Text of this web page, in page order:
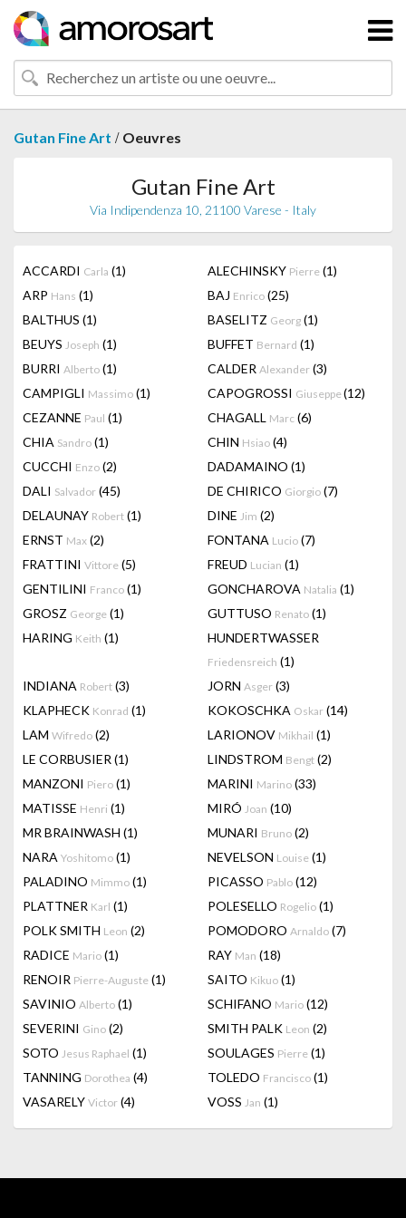
Gutan Fine Art / Oeuvres
Gutan Fine Art
Via Indipendenza 10, 21100 Varese - Italy
ACCARDI Carla (1) ALECHINSKY Pierre (1)
ARP Hans (1) BAJ Enrico (25)
BALTHUS (1) BASELITZ Georg (1)
BEUYS Joseph (1) BUFFET Bernard (1)
BURRI Alberto (1) CALDER Alexander (3)
CAMPIGLI Massimo (1) CAPOGROSSI Giuseppe(12)
CEZANNE Paul (1) CHAGALL Marc (6)
CHIA Sandro (1) CHIN Hsiao (4)
CUCCHI Enzo (2) DADAMAINO (1)
DALI Salvador (45) DE CHIRICO Giorgio (7)
DELAUNAY Robert (1) DINE Jim (2)
ERNST Max (2) FONTANA Lucio (7)
FRATTINI Vittore (5) FREUD Lucian (1)
GENTILINI Franco (1) GONCHAROVA Natalia (1)
GROSZ George (1) GUTTUSO Renato (1)
HARING Keith (1) HUNDERTWASSER
Friedensreich (1)
INDIANA Robert (3) JORN Asger (3)
KLAPHECK Konrad (1) KOKOSCHKA Oskar (14)
LAM Wifredo (2) LARIONOV Mikhail (1)
LE CORBUSIER (1) LINDSTROM Bengt (2)
MANZONI Piero (1) MARINI Marino (33)
MATISSE Henri (1) MIRÓ Joan (10)
MR BRAINWASH (1) MUNARI Bruno (2)
NARA Yoshitomo (1) NEVELSON Louise (1)
PALADINO Mimmo (1) PICASSO Pablo (12)
PLATTNER Karl (1) POLESELLO Rogelio (1)
POLK SMITH Leon (2) POMODORO Arnaldo (7)
RADICE Mario (1) RAY Man (18)
RENOIR Pierre-Auguste (1) SAITO Kikuo (1)
SAVINIO Alberto (1) SCHIFANO Mario (12)
SEVERINI Gino (2) SMITH PALK Leon (2)
SOTO Jesus Raphael (1) SOULAGES Pierre (1)
TANNING Dorothea (4) TOLEDO Francisco (1)
VASARELY Victor (4) VOSS Jan (1)